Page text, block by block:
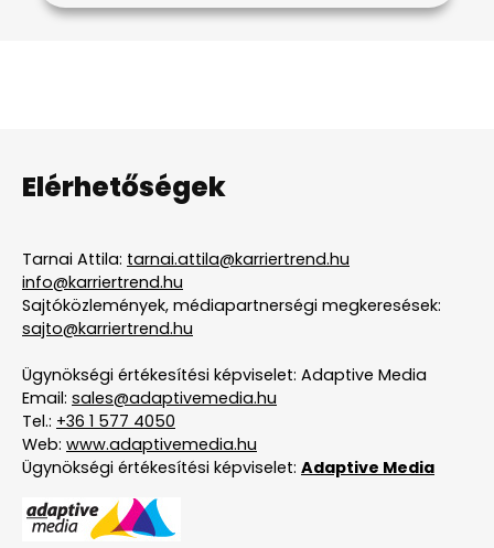
Elérhetőségek
Tarnai Attila: tarnai.attila@karriertrend.hu
info@karriertrend.hu
Sajtóközlemények, médiapartnerségi megkeresések:
sajto@karriertrend.hu
Ügynökségi értékesítési képviselet: Adaptive Media
Email: sales@adaptivemedia.hu
Tel.: +36 1 577 4050
Web: www.adaptivemedia.hu
Ügynökségi értékesítési képviselet: Adaptive Media